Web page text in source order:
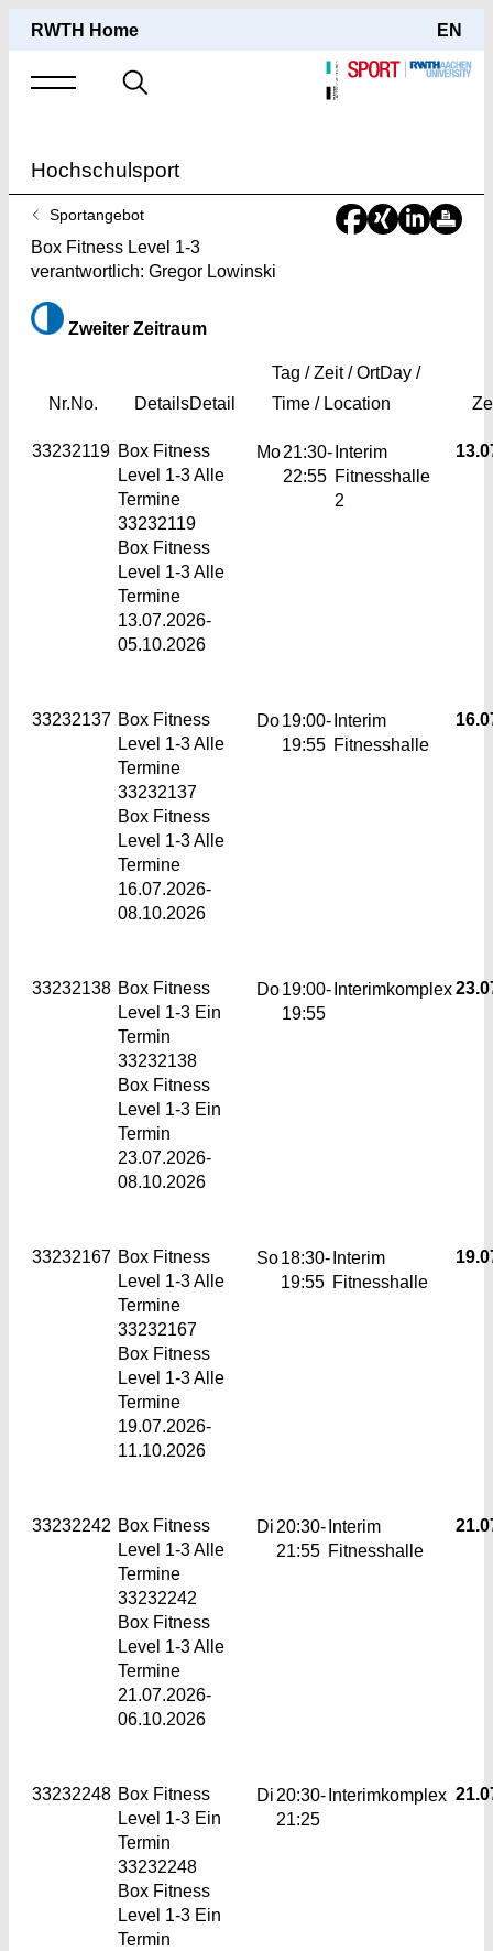
RWTH Home EN
Suche
Hochschulsport
Sie
sind
hier:
Sportangebot
Box Fitness Level 1-3
verantwortlich: Gregor Lowinski
Zweiter Zeitraum
Nr.No. DetailsDetail
Tag / Zeit / OrtDay /
Time / Location
33232119 Box Fitness
Level 1-3Alle
Termine
33232119
Box Fitness
Level 1-3 Alle
Termine
13.07.2026-
05.10.2026
Mo21:30-
22:55
Interim
Fitnesshalle
2
33232137 Box Fitness
Level 1-3Alle
Termine
33232137
Box Fitness
Level 1-3 Alle
Termine
16.07.2026-
08.10.2026
Do19:00-
19:55
Interim
Fitnesshalle
33232138 Box Fitness
Level 1-3 Ein
Termin
33232138
Box Fitness
Level 1-3 Ein
Termin
23.07.2026-
08.10.2026
Do19:00-
19:55
Interimkomplex
33232167 Box Fitness
Level 1-3Alle
Termine
33232167
Box Fitness
Level 1-3 Alle
Termine
19.07.2026-
11.10.2026
So18:30-
19:55
Interim
Fitnesshalle
33232242 Box Fitness
Level 1-3Alle
Termine
33232242
Box Fitness
Level 1-3 Alle
Termine
21.07.2026-
06.10.2026
Di 20:30-
21:55
Interim
Fitnesshalle
33232248 Box Fitness
Level 1-3 Ein
Termin
33232248
Box Fitness
Level 1-3 Ein
Termin
Di 20:30-
21:25
Interimkomplex